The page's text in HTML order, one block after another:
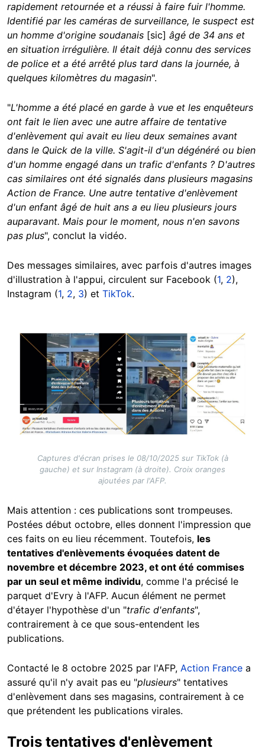
rapidement retournée et a réussi à faire fuir l'homme.
Identifié par les caméras de surveillance, le suspect est
un homme d'origine soudanais [sic] âgé de 34 ans et
en situation irrégulière. Il était déjà connu des services
de police et a été arrêté plus tard dans la journée, à
quelques kilomètres du magasin".
"L'homme a été placé en garde à vue et les enquêteurs
ont fait le lien avec une autre affaire de tentative
d'enlèvement qui avait eu lieu deux semaines avant
dans le Quick de la ville. S'agit-il d'un dégénéré ou bien
d'un homme engagé dans un trafic d'enfants ? D'autres
cas similaires ont été signalés dans plusieurs magasins
Action de France. Une autre tentative d'enlèvement
d'un enfant âgé de huit ans a eu lieu plusieurs jours
auparavant. Mais pour le moment, nous n'en savons
pas plus", conclut la vidéo.
Des messages similaires, avec parfois d'autres images
d'illustration à l'appui, circulent sur Facebook (1, 2),
Instagram (1, 2, 3) et TikTok.
Image
Captures d'écran prises le 08/10/2025 sur TikTok (à
gauche) et sur Instagram (à droite). Croix oranges
ajoutées par l'AFP.
Mais attention : ces publications sont trompeuses.
Postées début octobre, elles donnent l'impression que
ces faits on eu lieu récemment. Toutefois, les
tentatives d'enlèvements évoquées datent de
novembre et décembre 2023, et ont été commises
par un seul et même individu, comme l'a précisé le
parquet d'Evry à l'AFP. Aucun élément ne permet
d'étayer l'hypothèse d'un "trafic d'enfants",
contrairement à ce que sous-entendent les
publications.
Contacté le 8 octobre 2025 par l'AFP, Action France a
assuré qu'il n'y avait pas eu "plusieurs" tentatives
d'enlèvement dans ses magasins, contrairement à ce
que prétendent les publications virales.
Trois tentatives d'enlèvement